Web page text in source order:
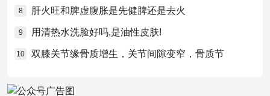
8 肝火旺和脾虚腹胀是先健脾还是去火
9 用清热水洗脸好吗,是油性皮肤!
10 双膝关节缘骨质增生，关节间隙变窄，骨质节